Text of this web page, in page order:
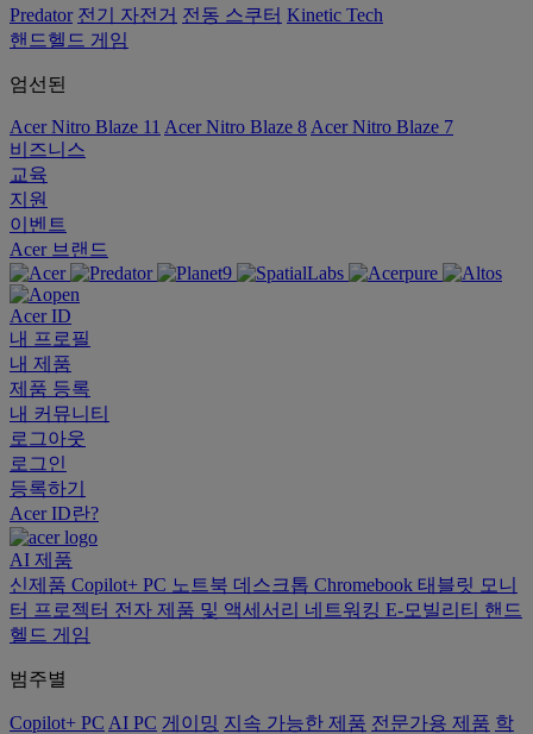
Predator 전기 자전거 전동 스쿠터 Kinetic Tech
핸드헬드 게임
엄선된
Acer Nitro Blaze 11 Acer Nitro Blaze 8 Acer Nitro Blaze 7
비즈니스
교육
지원
이벤트
Acer 브랜드
Acer ID
내 프로필
내 제품
제품 등록
내 커뮤니티
로그아웃
로그인
등록하기
Acer ID란?
AI 제품
신제품 Copilot+ PC 노트북 데스크톱 Chromebook 태블릿 모니
터 프로젝터 전자 제품 및 액세서리 네트워킹 E-모빌리티 핸드
헬드 게임
범주별
Copilot+ PC AI PC 게이밍 지속 가능한 제품 전문가용 제품 학